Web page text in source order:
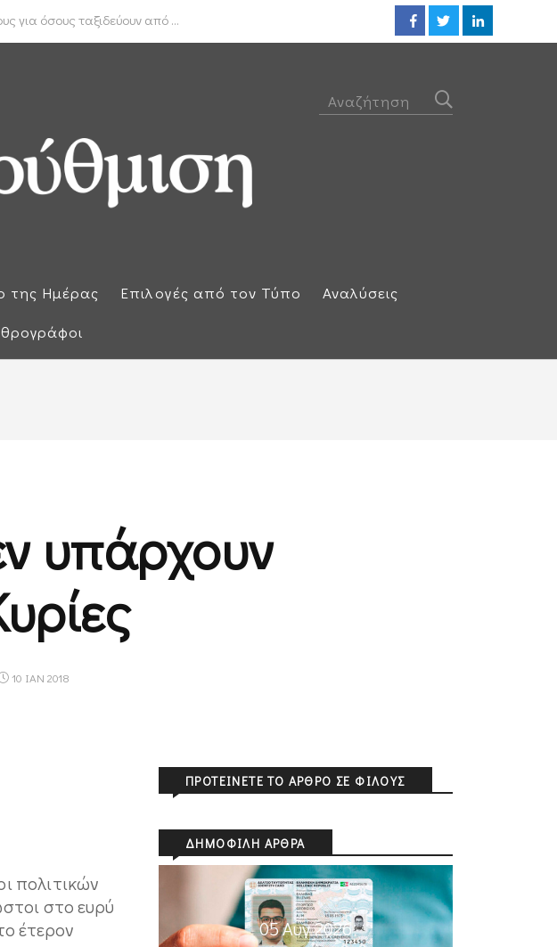
για όσους ταξιδεύουν από ...
από το αρχείο η ... ΟΟΣΑ: Στην τελευταία θέση η
της Ημέρας Επιλογές από τον Τύπο
Αναλύσεις
υπάρχουν
10 ΙΑΝ 2018
πολιτικών
στο ευρύ
έτερον
ΠΡΟΤΕΊΝΕΤΕ ΤΟ ΆΡΘΡΟ ΣΕ ΦΊΛΟΥΣ
ΔΗΜΟΦΙΛΉ ΆΡΘΡΑ
05 Αυγ 2026